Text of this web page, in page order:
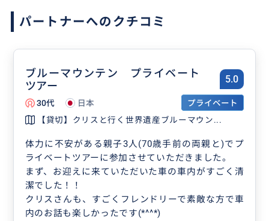
パートナーへのクチコミ
ブルーマウンテン プライベート
ツアー
5.0
30代 日本
プライベート
【貸切】クリスと行く世界遺産ブルーマウン...
体力に不安がある親子3人(70歳手前の両親と)でプ
ライベートツアーに参加させていただきました。
まず、お迎えに来ていただいた車の車内がすごく清
潔でした！！
クリスさんも、すごくフレンドリーで素敵な方で車
内のお話も楽しかったです(*^^*)